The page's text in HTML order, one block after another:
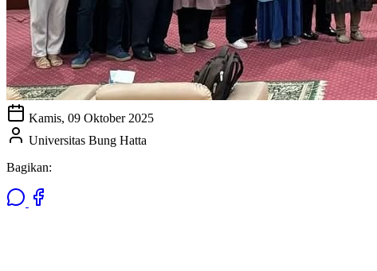
Kamis, 09 Oktober 2025
Universitas Bung Hatta
Bagikan: